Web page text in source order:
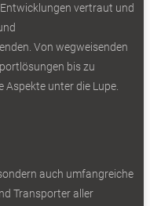
in
vertraut und
Von wegweisenden
bis zu
unter die Lupe.
auch umfangreiche
Transporter aller